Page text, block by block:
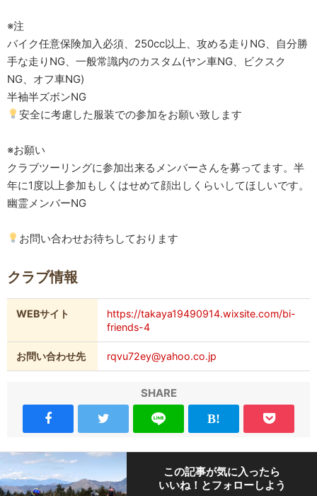
※注
バイク任意保険加入必須、250cc以上、攻める走りNG、自分勝
手な走りNG、一般常識内のカスタム(ヤン車NG、ビクスク
NG、オフ車NG)
半袖半ズボンNG
安全に考慮した服装での参加をお願い致します
※お願い
クラブツーリングに参加出来るメンバーさんを募ってます。半
年に1度以上参加もしくはせめて顔出しくらいしてほしいです。
幽霊メンバーNG
お問い合わせお待ちしております
クラブ情報
WEBサイト
https://takaya19490914.wixsite.com/bi-
friends-4
お問い合わせ先 rqvu72ey@yahoo.co.jp
SHARE
この記事が気に入ったら
いいね！とフォローしよう